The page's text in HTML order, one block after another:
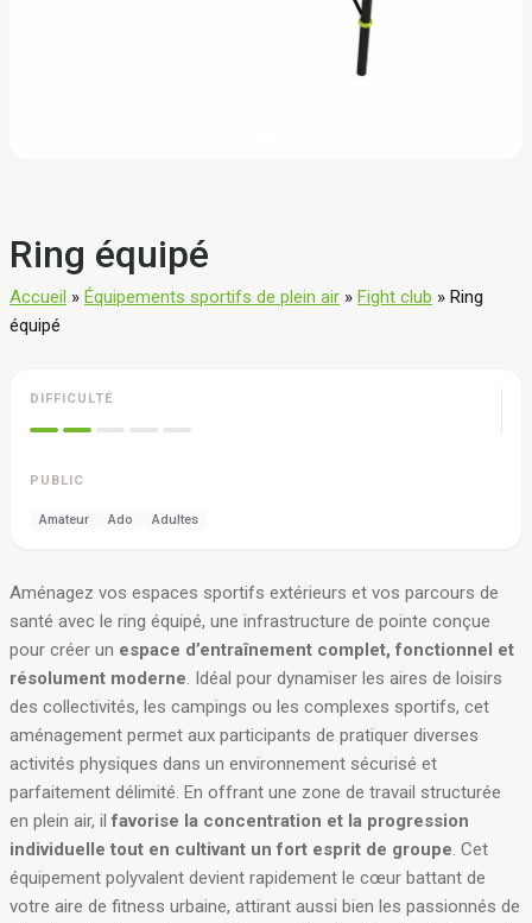
Ring équipé
Accueil » Équipements sportifs de plein air » Fight club » Ring
équipé
DIFFICULTÉ
PUBLIC
Amateur Ado Adultes
Aménagez vos espaces sportifs extérieurs et vos parcours de
santé avec le ring équipé, une infrastructure de pointe conçue
pour créer un espace d’entraînement complet, fonctionnel et
résolument moderne. Idéal pour dynamiser les aires de loisirs
des collectivités, les campings ou les complexes sportifs, cet
aménagement permet aux participants de pratiquer diverses
activités physiques dans un environnement sécurisé et
parfaitement délimité. En offrant une zone de travail structurée
en plein air, ilfavorise la concentration et la progression
individuelle tout en cultivant un fort esprit de groupe. Cet
équipement polyvalent devient rapidement le cœur battant de
votre aire de fitness urbaine, attirant aussi bien les passionnés de